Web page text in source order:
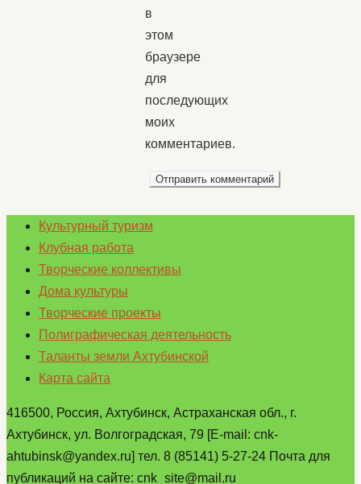
в
этом
браузере
для
последующих
моих
комментариев.
Культурный туризм
Клубная работа
Творческие коллективы
Дома культуры
Творческие проекты
Полиграфическая деятельность
Таланты земли Ахтубинской
Карта сайта
416500, Россия, Ахтубинск, Астраханская обл., г.
Ахтубинск, ул. Волгоградская, 79 [E-mail: cnk-
ahtubinsk@yandex.ru] тел. 8 (85141) 5-27-24 Почта для
публикаций на сайте: cnk_site@mail.ru